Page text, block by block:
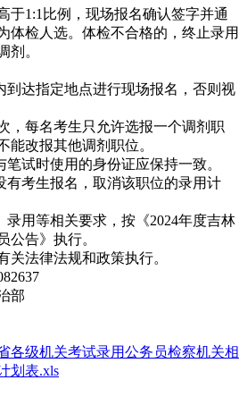
1:1比例，现场报名确认签字并通
体检人选。体检不合格的，终止录用
剂。
达指定地点进行现场报名，否则视
每名考生只允许选报一个调剂职
能改报其他调剂职位。
试时使用的身份证应保持一致。
考生报名，取消该职位的录用计
用等相关要求，按《2024年度吉林
公告》执行。
法律法规和政策执行。
部
各级机关考试录用公务员检察机关相
划表.xls